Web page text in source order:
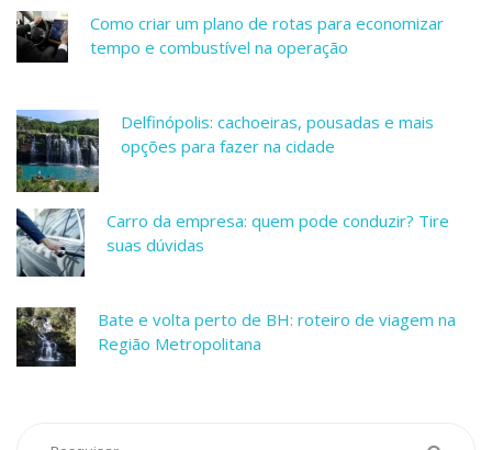
Como criar um plano de rotas para economizar
tempo e combustível na operação
Delfinópolis: cachoeiras, pousadas e mais
opções para fazer na cidade
Carro da empresa: quem pode conduzir? Tire
suas dúvidas
Bate e volta perto de BH: roteiro de viagem na
Região Metropolitana